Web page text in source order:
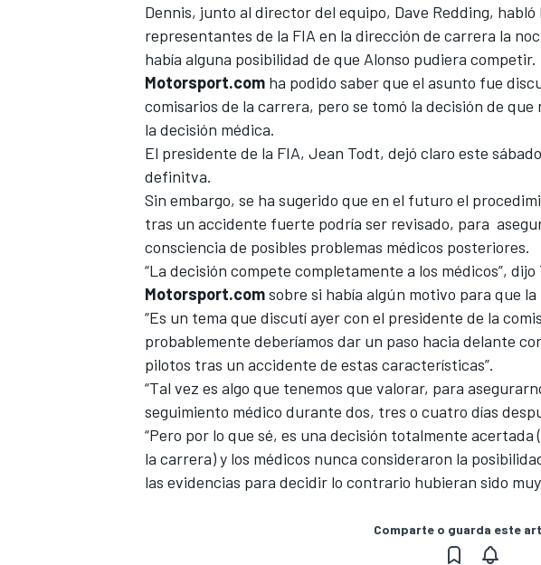
MÁS CATEGORÍAS
Dennis, junto al director del equipo, Dave Redding,
representantes de la FIA en la dirección de carrera la
había alguna posibilidad de que Alonso pudiera competir.
Motorsport.com ha podido saber que el asunto fue
comisarios de la carrera, pero se tomó la decisión de
la decisión médica.
El presidente de la FIA, Jean Todt, dejó claro este
definitva.
Sin embargo, se ha sugerido que en el futuro el
tras un accidente fuerte podría ser revisado, para
consciencia de posibles problemas médicos posteriores.
“La decisión compete completamente a los médicos”,
Motorsport.comsobre si había algún motivo para que
“Es un tema que discutí ayer con el presidente de la
probablemente deberíamos dar un paso hacia delante
pilotos tras un accidente de estas características”.
“Tal vez es algo que tenemos que valorar, para
seguimiento médico durante dos, tres o cuatro días
“Pero por lo que sé, es una decisión totalmente
la carrera) y los médicos nunca consideraron la
las evidencias para decidir lo contrario hubieran sido
Comparte o guarda este